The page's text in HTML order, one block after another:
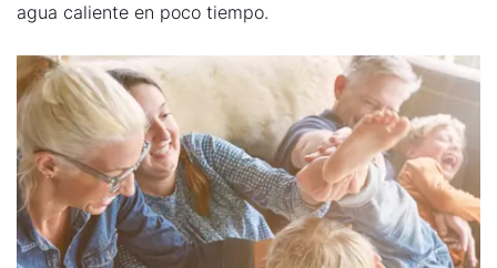
agua caliente en poco tiempo.
Links importantes
Carrera profesional
Sustentabilidad